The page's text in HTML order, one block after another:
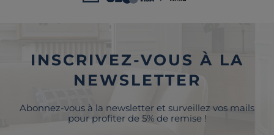
INSCRIVEZ-VOUS À LA
NEWSLETTER
Abonnez-vous à la newsletter et surveillez vos mails
pour profiter de 5% de remise !